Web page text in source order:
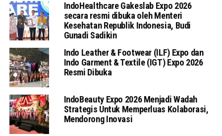
IndoHealthcare Gakeslab Expo 2026
secara resmi dibuka oleh Menteri
Kesehatan Republik Indonesia, Budi
Gunadi Sadikin
Indo Leather & Footwear (ILF) Expo dan
Indo Garment & Textile (IGT) Expo 2026
Resmi Dibuka
IndoBeauty Expo 2026 Menjadi Wadah
Strategis Untuk Memperluas Kolaborasi,
Mendorong Inovasi